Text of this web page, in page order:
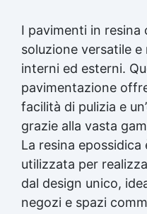
I pavimenti in resina
soluzione versatile
interni ed esterni.
pavimentazione
facilità di pulizia e
grazie alla vasta
La resina
utilizzata per
dal design unico,
negozi e spazi